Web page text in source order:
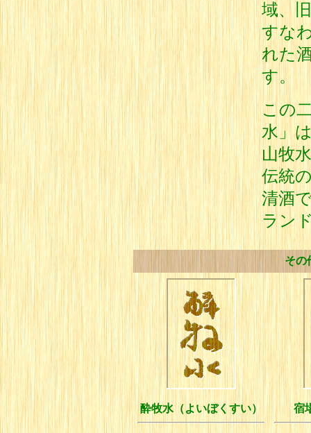
域、
すな
れた
す。
この
水」
山牧
伝統
清酒
ラン
その
酔牧水（よいぼくすい） 宿